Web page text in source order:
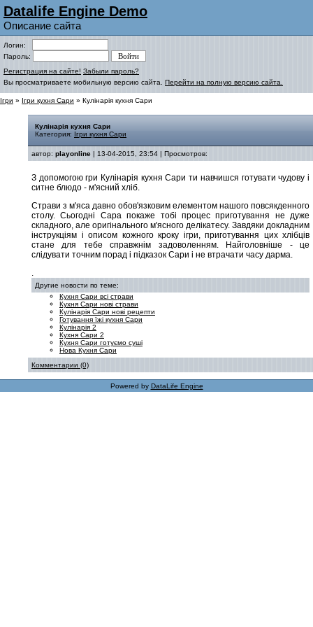
Datalife Engine Demo
Описание сайта
Логин:
Пароль:
Регистрация на сайте! Забыли пароль?
Вы просматриваете мобильную версию сайта. Перейти на полную версию сайта.
Ігри » Ігри кухня Сари » Кулінарія кухня Сари
Кулінарія кухня Сари
Категория: Ігри кухня Сари
автор: playonline | 13-04-2015, 23:54 | Просмотров:
З допомогою гри Кулінарія кухня Сари ти навчишся готувати чудову і
ситне блюдо - м'ясний хліб.
Страви з м'яса давно обов'язковим елементом нашого повсякденного
столу. Сьогодні Сара покаже тобі процес приготування не дуже
складного, але оригінального м'ясного делікатесу. Завдяки докладним
інструкціям і описом кожного кроку ігри, приготування цих хлібців
стане для тебе справжнім задоволенням. Найголовніше - це
слідувати точним порад і підказок Сари і не втрачати часу дарма.
.
Другие новости по теме:
Кухня Сари всі страви
Кухня Сари нові страви
Кулінарія Сари нові рецепти
Готування їжі кухня Сари
Кулінарія 2
Кухня Сари 2
Кухня Сари готуємо суші
Нова Кухня Сари
Комментарии (0)
Powered by DataLife Engine